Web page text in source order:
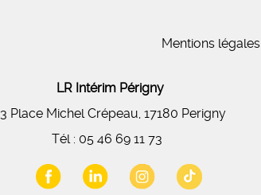
Mentions légales
LR Intérim Périgny
3 Place Michel Crépeau, 17180 Perigny
Tél : 05 46 69 11 73